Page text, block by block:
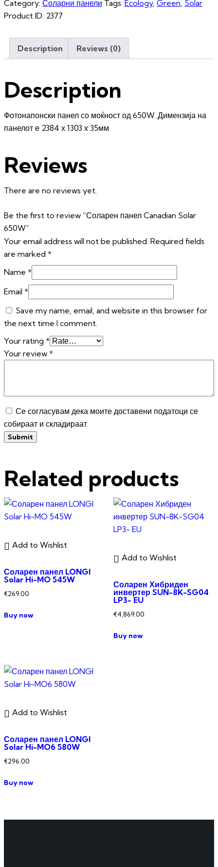
Category: Соларни панели Tags: Ecology, Green Solar
Product ID: 2377
Description Reviews (0)
Description
Фотонапонски панел со моќност од 650W. Димензија на
панелот е 2384 х 1303 х 35мм
Reviews
There are no reviews yet.
Be the first to review “Соларен панел Canadian Solar
650W”
Your email address will not be published. Required fields
are marked *
Name *
Email *
Save my name, email, and website in this browser for
the next time I comment.
Your rating *
Your review *
Се согласувам дека моите доставени податоци се
собираат и складираат.
Related products
Add to Wishlist
Соларен панел LONGI
Solar Hi-MO 545W
€269.00
Buy now
Add to Wishlist
Соларен Хибриден
инвертер SUN-8K-SG04
LP3- EU
€4,869.00
Buy now
Add to Wishlist
Соларен панел LONGI
Solar Hi-MO6 580W
€296.00
Buy now